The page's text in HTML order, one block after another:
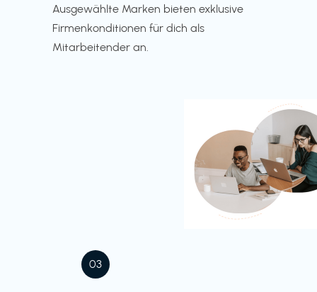
Ausgewählte Marken bieten exklusive
Firmenkonditionen für dich als
Mitarbeitender an.
03